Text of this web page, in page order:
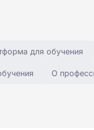
для обучения
О